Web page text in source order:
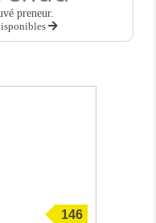
preneur.
146